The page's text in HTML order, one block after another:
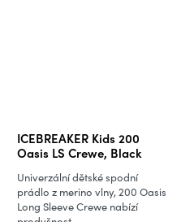
ICEBREAKER Kids 200
Oasis LS Crewe, Black
Univerzální dětské spodní
prádlo z merino vlny, 200 Oasis
Long Sleeve Crewe nabízí